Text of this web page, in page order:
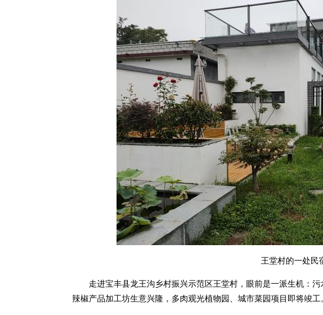
王堂村的一处民
走进宝丰县龙王沟乡村振兴示范区王堂村，眼前是一派生机：污
辣椒产品加工坊生意兴隆，多肉观光植物园、城市菜园项目即将竣工